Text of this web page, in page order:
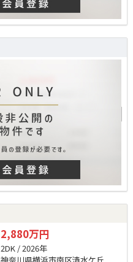
2,880万円
2DK / 2026年
神奈川県横浜市南区清水ケ丘